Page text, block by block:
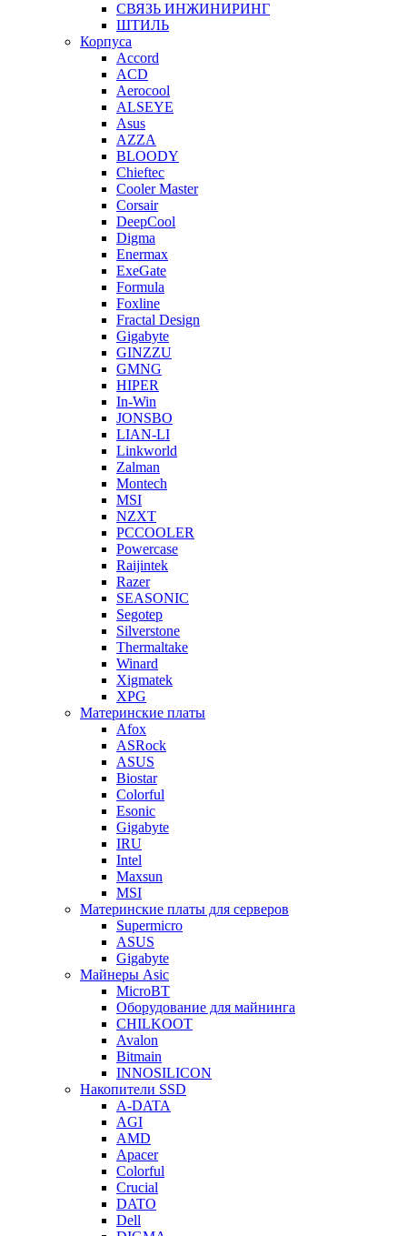
СВЯЗЬ ИНЖИНИРИНГ
ШТИЛЬ
Корпуса
Accord
ACD
Aerocool
ALSEYE
Asus
AZZA
BLOODY
Chieftec
Cooler Master
Corsair
DeepCool
Digma
Enermax
ExeGate
Formula
Foxline
Fractal Design
Gigabyte
GINZZU
GMNG
HIPER
In-Win
JONSBO
LIAN-LI
Linkworld
Zalman
Montech
MSI
NZXT
PCCOOLER
Powercase
Raijintek
Razer
SEASONIC
Segotep
Silverstone
Thermaltake
Winard
Xigmatek
XPG
Материнские платы
Afox
ASRock
ASUS
Biostar
Colorful
Esonic
Gigabyte
IRU
Intel
Maxsun
MSI
Материнские платы для серверов
Supermicro
ASUS
Gigabyte
Майнеры Asic
MicroBT
Оборудование для майнинга
CHILKOOT
Avalon
Bitmain
INNOSILICON
Накопители SSD
A-DATA
AGI
AMD
Apacer
Colorful
Crucial
DATO
Dell